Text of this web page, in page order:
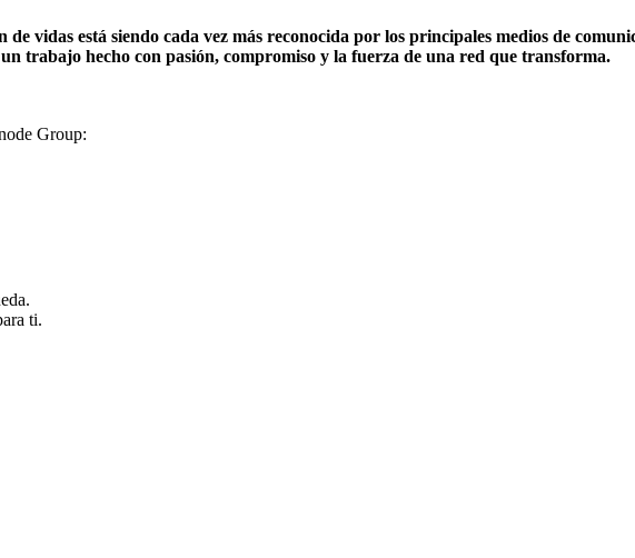
vidas está siendo cada vez más reconocida por los principales medios de
trabajo hecho con pasión, compromiso y la fuerza de una red que transforma.
Group:
ti.